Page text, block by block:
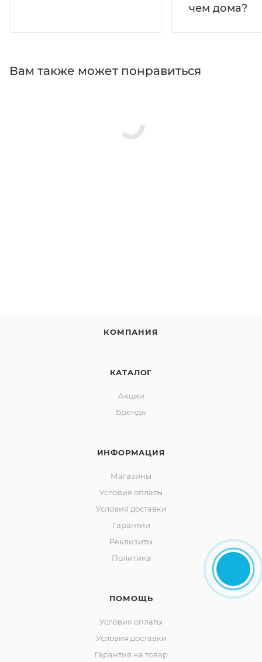
чем дома?
Вам также может понравиться
КОМПАНИЯ
КАТАЛОГ
Акции
Бренды
ИНФОРМАЦИЯ
Магазины
Условия оплаты
Условия доставки
Гарантии
Реквизиты
Политика
ПОМОЩЬ
Условия оплаты
Условия доставки
Гарантия на товар